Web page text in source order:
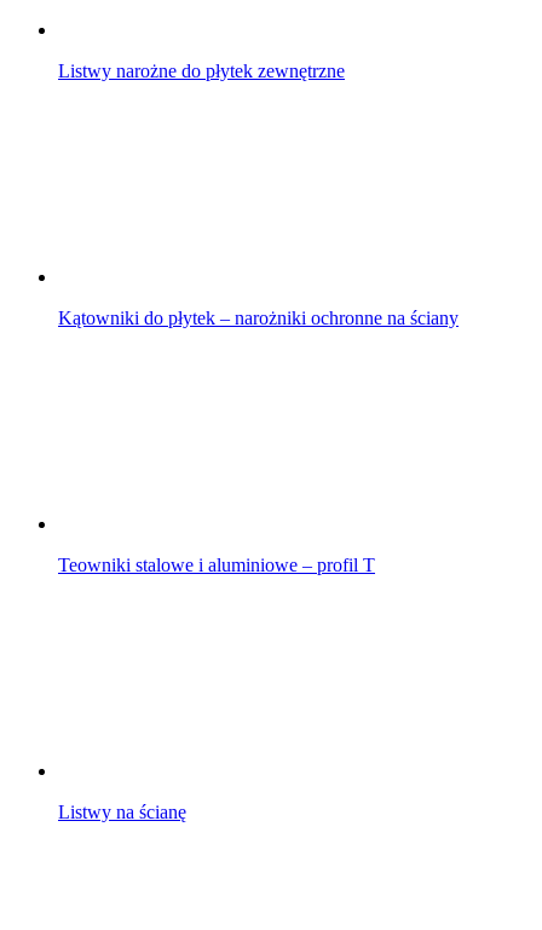
Listwy narożne do płytek zewnętrzne
Kątowniki do płytek – narożniki ochronne na ściany
Teowniki stalowe i aluminiowe – profil T
Listwy na ścianę